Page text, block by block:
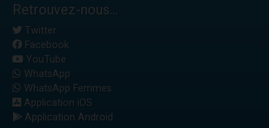
Retrouvez-nous...
Twitter
Facebook
YouTube
WhatsApp
WhatsApp Femmes
Application iOS
Application Android